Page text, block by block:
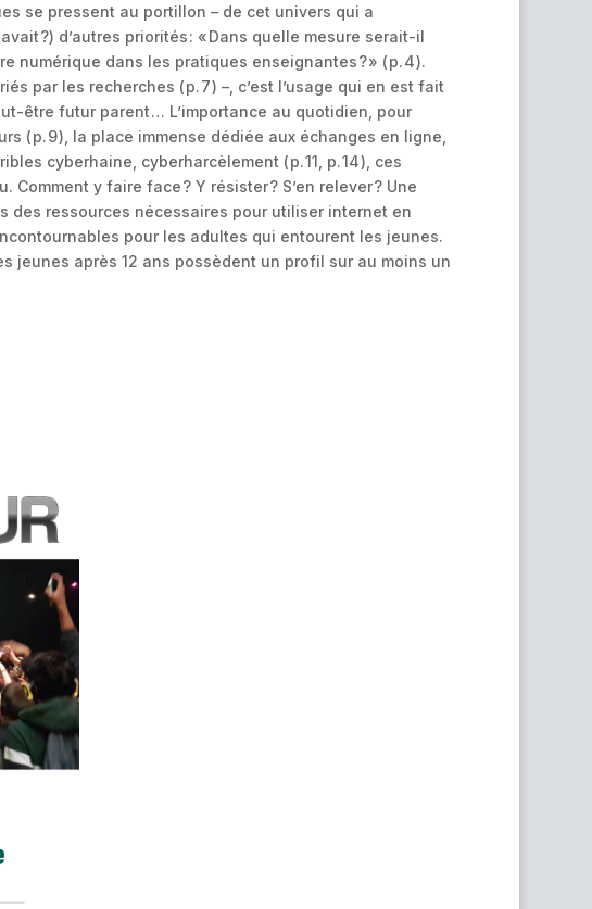
se pressent au portillon – de cet univers qui a
?) d’autres priorités : « Dans quelle mesure serait-il
dans les pratiques enseignantes ? » ( p. 4 ).
par les recherches ( p. 7 ) –, c’est l’usage qui en est fait
être futur parent … L’importance au quotidien, pour
( p. 9 ), la place immense dédiée aux échanges en ligne,
cyberhaine, cyberharcèlement ( p. 11, p. 14 ), ces
y faire face ? Y résister ? S’en relever ? Une
des ressources nécessaires pour utiliser internet en
pour les adultes qui entourent les jeunes.
jeunes après 12 ans possèdent un profil sur au moins un